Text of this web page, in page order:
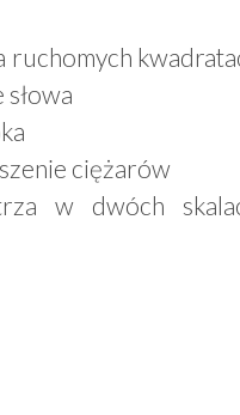
ruchomych
ciężarów
w dwóch